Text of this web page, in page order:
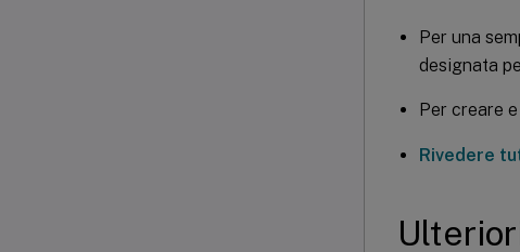
Per una
designata
Per creare
Rivedere